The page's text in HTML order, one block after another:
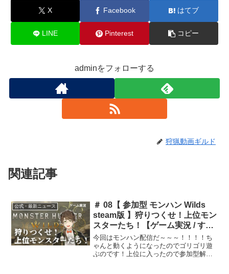
X Facebook はてブ
LINE Pinterest コピー
adminをフォローする
狩猟動画ギルド
関連記事
公式・最新ニュース
＃ 08【 参加型 モンハン Wilds
steam版 】狩りつくせ！上位モン
スターたち！【ゲーム実況 / すわ
ぽん太 】
今回はモンハン配信だ～～～！！！！ち
ゃんと動くようになったのでゴリゴリ遊
ぶのです！上位に入ったので参加型解禁